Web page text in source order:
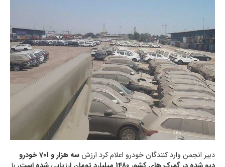
دبیر انجمن وارد کنندگان خودرو اعلام کرد ارزش
سه هزار و 701 خودرو